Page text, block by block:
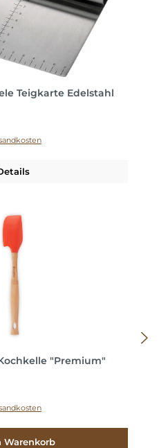
Teigkarte Edelstahl
"Premium"
Warenkorb